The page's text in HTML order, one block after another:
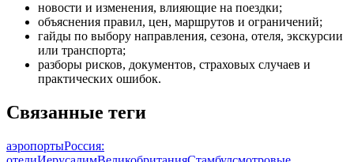
новости и изменения, влияющие на поездки;
объяснения правил, цен, маршрутов и ограничений;
гайды по выбору направления, сезона, отеля, экскурсии
или транспорта;
разборы рисков, документов, страховых случаев и
практических ошибок.
Связанные теги
аэропортыРоссия: